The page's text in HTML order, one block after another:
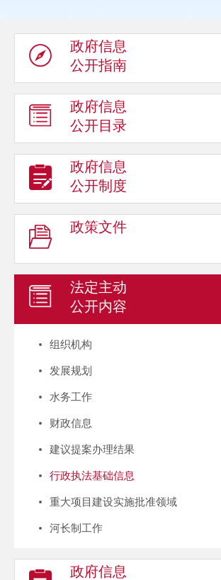
政府信息
公开指南
政府信息
公开目录
政府信息
公开制度
政策文件
法定主动
公开内容
组织机构
发展规划
水务工作
财政信息
建议提案办理结果
行政执法基础信息
重大项目建设实施批准领域
河长制工作
政府信息